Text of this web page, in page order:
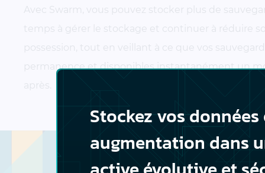
Avec Swarm, vous pouvez stocker plus de
temps à gérer le stockage et continuer à réduire
possession, tout en veillant à ce que vos
permanence et disponibles instantanément un
après.
Stockez vos
augmentation dans